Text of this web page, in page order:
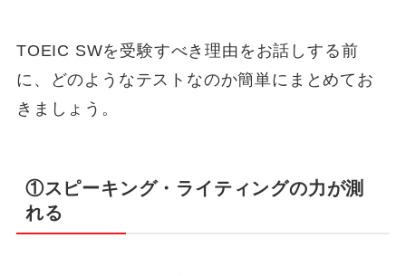
TOEIC SWを受験すべき理由をお話しする前
に、どのようなテストなのか簡単にまとめてお
きましょう。
①スピーキング・ライティングの力が測
れる